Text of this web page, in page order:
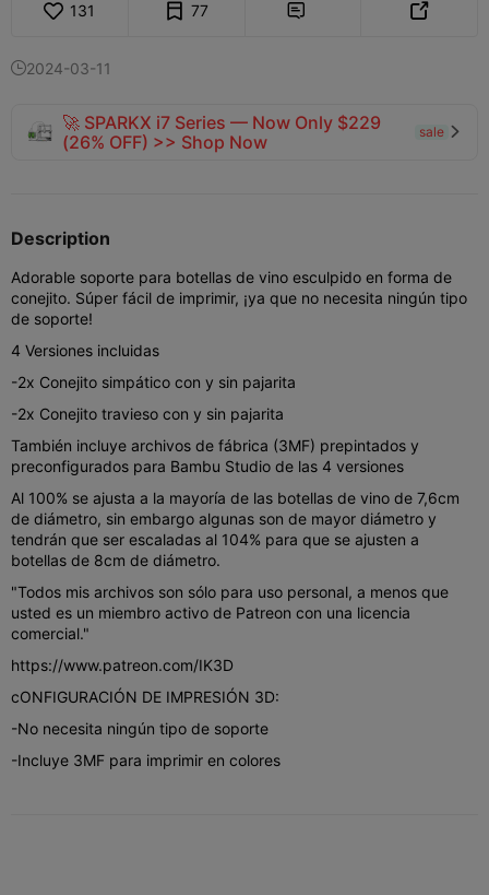
131 77  
2024-03-11
🚀 SPARKX i7 Series — Now Only $229
(26% OFF) >> Shop Now
sale 
Description
Adorable soporte para botellas de vino esculpido en forma de
conejito. Súper fácil de imprimir, ¡ya que no necesita ningún tipo
de soporte!
4 Versiones incluidas
-2x Conejito simpático con y sin pajarita
-2x Conejito travieso con y sin pajarita
También incluye archivos de fábrica (3MF) prepintados y
preconfigurados para Bambu Studio de las 4 versiones
Al 100% se ajusta a la mayoría de las botellas de vino de 7,6cm
de diámetro, sin embargo algunas son de mayor diámetro y
tendrán que ser escaladas al 104% para que se ajusten a
botellas de 8cm de diámetro.
"Todos mis archivos son sólo para uso personal, a menos que
usted es un miembro activo de Patreon con una licencia
comercial."
https://www.patreon.com/IK3D
cONFIGURACIÓN DE IMPRESIÓN 3D:
-No necesita ningún tipo de soporte
-Incluye 3MF para imprimir en colores